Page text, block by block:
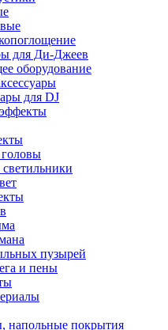
для Ди-Джеев
оборудование
для DJ
пузырей
и пены
напольные покрытия